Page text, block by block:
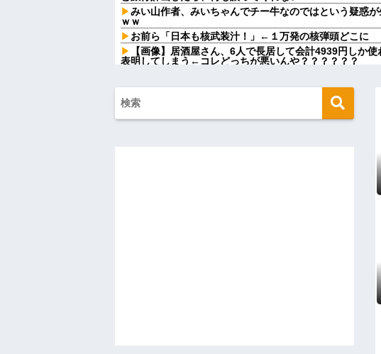
みい山作者、みいちゃんでチー牛なのではという疑惑
ｗｗ
お前ら「日本も核武装汁！」←１万発の核弾頭どこに
【画像】居酒屋さん、6人で長居して会計4939円しか
表明してしまう←コレどっちが悪いんや？？？？？？
てるだけでした…
【衝撃】蓮舫「蓮舫だから叩いて良いという報道に向き
「高市だから叩いて良いをやってるのがお前だろ」←これ
今、俺は不倫している。関係が始まりもう5年が経つが
妻の実家の前を通ると庭に大きな穴が。びっくりして
弟「エレベーターで知らない女に蹴られた！」私「何
【衝撃】 日本人「家が何千万円もするのは狂ってる」
夫「嫁がメシマズで困ってるんだよ。毎日つれーわｗ」
に行く！」夫「いや、そんな事しなくていいからｗ」→
もう先が長くないと20代で宣告された友達A。「会いに
ので彼女の好きなもの沢山もっていったんだけど、なん
ハードオフに売っていた4万4000円のフィギュアがヤ